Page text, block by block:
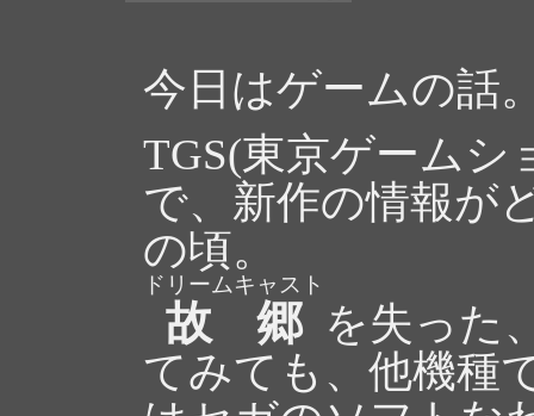
今日はゲームの話
TGS(東京ゲーム
で、新作の情報が
の頃。
故郷
ドリームキャスト
を失った
てみても、他機種